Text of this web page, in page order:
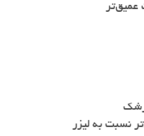
عمیق‌تر
نسبت به لیزر